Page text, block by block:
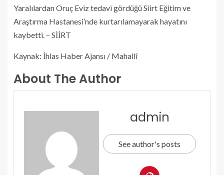
Yaralılardan Oruç Eviz tedavi gördüğü Siirt Eğitim ve
Araştırma Hastanesi’nde kurtarılamayarak hayatını
kaybetti. – SİİRT
Kaynak: İhlas Haber Ajansı / Mahallî
About The Author
admin
See author's posts